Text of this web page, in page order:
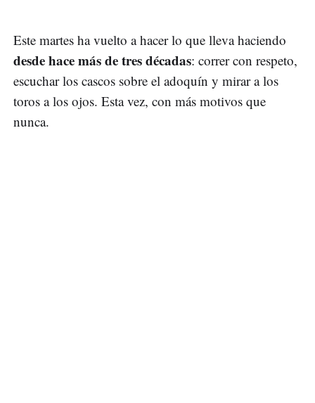
Este martes ha vuelto a hacer lo que lleva haciendo
desde hace más de tres décadas: correr con respeto,
escuchar los cascos sobre el adoquín y mirar a los
toros a los ojos. Esta vez, con más motivos que
nunca.